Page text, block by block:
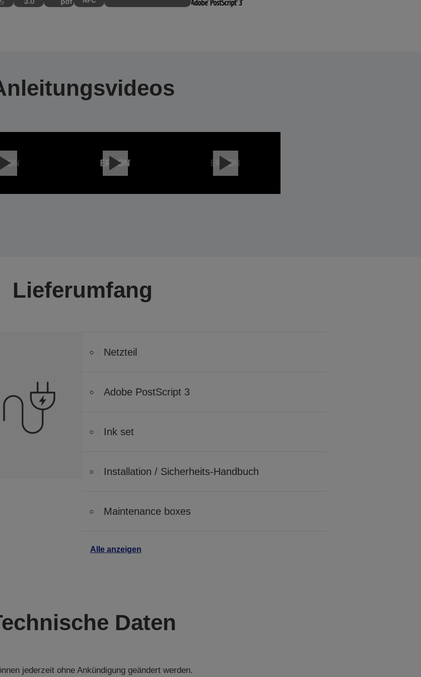
Lieferumfang
Netzteil
Adobe PostScript 3
Ink set
Installation / Sicherheits-Handbuch
Maintenance boxes
Alle anzeigen
Daten
jederzeit ohne Ankündigung geändert werden.